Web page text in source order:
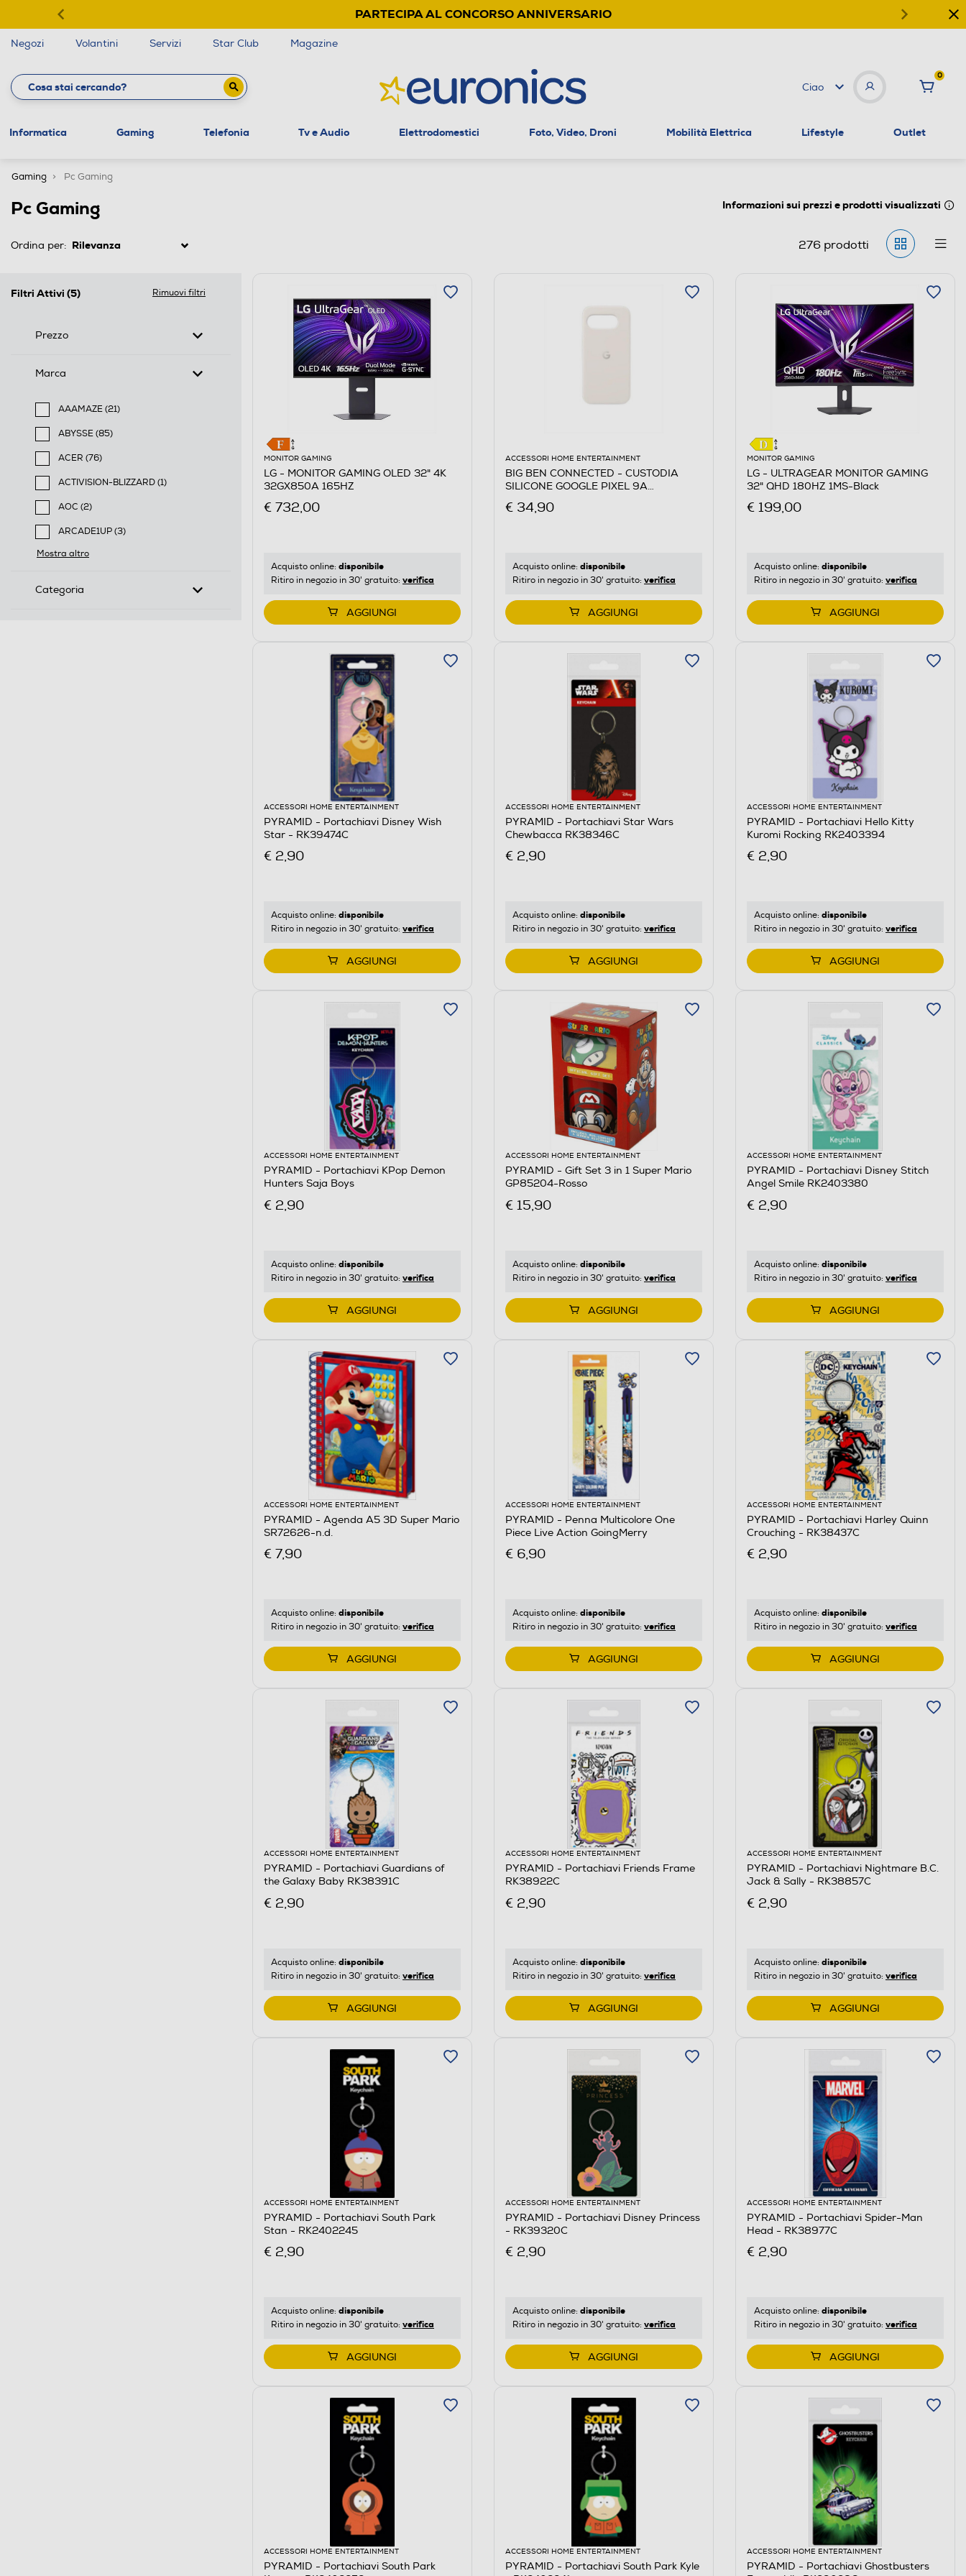
PARTECIPA AL CONCORSO ANNIVERSARIO
Negozi Volantini Servizi Star Club Magazine
Ciao
0
Informatica Gaming Telefonia Tv e Audio Elettrodomestici Foto, Video, Droni Mobilità Elettrica Lifestyle Outlet
Gaming Pc Gaming
Pc Gaming Informazioni sui prezzi e prodotti visualizzati
Ordina per: 276prodotti
Filtri Attivi (5) Rimuovi filtri
Prezzo
Marca
AAAMAZE (21)
Filtra per Marca: AAAMAZE
ABYSSE (85)
Filtra per Marca: ABYSSE
ACER (76)
Filtra per Marca: ACER
ACTIVISION-BLIZZARD (1)
Filtra per Marca: ACTIVISION-BLIZZARD
AOC (2)
Filtra per Marca: AOC
ARCADE1UP (3)
Filtra per Marca: ARCADE1UP
Mostra altro
Categoria
MONITOR GAMING
LG - MONITOR GAMING OLED 32" 4K
32GX850A 165HZ
€ 732,00
Acquisto online: disponibile
Ritiro in negozio in 30' gratuito: verifica
AGGIUNGI
ACCESSORI HOME ENTERTAINMENT
BIG BEN CONNECTED - CUSTODIA
SILICONE GOOGLE PIXEL 9A
€ 34,90
Acquisto online: disponibile
Ritiro in negozio in 30' gratuito: verifica
AGGIUNGI
MONITOR GAMING
LG - ULTRAGEAR MONITOR GAMING
32" QHD 180HZ 1MS-Black
€ 199,00
Acquisto online: disponibile
Ritiro in negozio in 30' gratuito: verifica
AGGIUNGI
ACCESSORI HOME ENTERTAINMENT
PYRAMID - Portachiavi Disney Wish
Star - RK39474C
€ 2,90
Acquisto online: disponibile
Ritiro in negozio in 30' gratuito: verifica
AGGIUNGI
ACCESSORI HOME ENTERTAINMENT
PYRAMID - Portachiavi Star Wars
Chewbacca RK38346C
€ 2,90
Acquisto online: disponibile
Ritiro in negozio in 30' gratuito: verifica
AGGIUNGI
ACCESSORI HOME ENTERTAINMENT
PYRAMID - Portachiavi Hello Kitty
Kuromi Rocking RK2403394
€ 2,90
Acquisto online: disponibile
Ritiro in negozio in 30' gratuito: verifica
AGGIUNGI
ACCESSORI HOME ENTERTAINMENT
PYRAMID - Portachiavi KPop Demon
Hunters Saja Boys
€ 2,90
Acquisto online: disponibile
Ritiro in negozio in 30' gratuito: verifica
AGGIUNGI
ACCESSORI HOME ENTERTAINMENT
PYRAMID - Gift Set 3 in 1 Super Mario
GP85204-Rosso
€ 15,90
Acquisto online: disponibile
Ritiro in negozio in 30' gratuito: verifica
AGGIUNGI
ACCESSORI HOME ENTERTAINMENT
PYRAMID - Portachiavi Disney Stitch
Angel Smile RK2403380
€ 2,90
Acquisto online: disponibile
Ritiro in negozio in 30' gratuito: verifica
AGGIUNGI
ACCESSORI HOME ENTERTAINMENT
PYRAMID - Agenda A5 3D Super Mario
SR72626-n.d.
€ 7,90
Acquisto online: disponibile
Ritiro in negozio in 30' gratuito: verifica
AGGIUNGI
ACCESSORI HOME ENTERTAINMENT
PYRAMID - Penna Multicolore One
Piece Live Action GoingMerry
€ 6,90
Acquisto online: disponibile
Ritiro in negozio in 30' gratuito: verifica
AGGIUNGI
ACCESSORI HOME ENTERTAINMENT
PYRAMID - Portachiavi Harley Quinn
Crouching - RK38437C
€ 2,90
Acquisto online: disponibile
Ritiro in negozio in 30' gratuito: verifica
AGGIUNGI
ACCESSORI HOME ENTERTAINMENT
PYRAMID - Portachiavi Guardians of
the Galaxy Baby RK38391C
€ 2,90
Acquisto online: disponibile
Ritiro in negozio in 30' gratuito: verifica
AGGIUNGI
ACCESSORI HOME ENTERTAINMENT
PYRAMID - Portachiavi Friends Frame
RK38922C
€ 2,90
Acquisto online: disponibile
Ritiro in negozio in 30' gratuito: verifica
AGGIUNGI
ACCESSORI HOME ENTERTAINMENT
PYRAMID - Portachiavi Nightmare B.C.
Jack & Sally - RK38857C
€ 2,90
Acquisto online: disponibile
Ritiro in negozio in 30' gratuito: verifica
AGGIUNGI
ACCESSORI HOME ENTERTAINMENT
PYRAMID - Portachiavi South Park
Stan - RK2402245
€ 2,90
Acquisto online: disponibile
Ritiro in negozio in 30' gratuito: verifica
AGGIUNGI
ACCESSORI HOME ENTERTAINMENT
PYRAMID - Portachiavi Disney Princess
- RK39320C
€ 2,90
Acquisto online: disponibile
Ritiro in negozio in 30' gratuito: verifica
AGGIUNGI
ACCESSORI HOME ENTERTAINMENT
PYRAMID - Portachiavi Spider-Man
Head - RK38977C
€ 2,90
Acquisto online: disponibile
Ritiro in negozio in 30' gratuito: verifica
AGGIUNGI
ACCESSORI HOME ENTERTAINMENT
PYRAMID - Portachiavi South Park
ACCESSORI HOME ENTERTAINMENT
PYRAMID - Portachiavi South Park Kyle
ACCESSORI HOME ENTERTAINMENT
PYRAMID - Portachiavi Ghostbusters